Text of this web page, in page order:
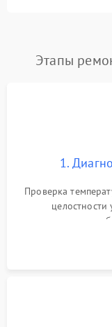
Поломка системы
работе
Этапы
1.
Проверка
сопротивления
считывание